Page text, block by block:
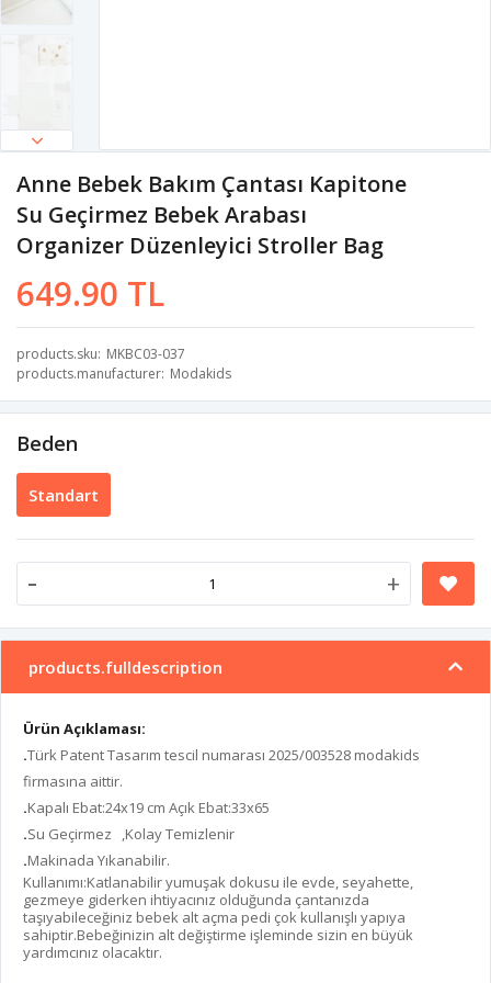
Anne Bebek Bakım Çantası Kapitone
Su Geçirmez Bebek Arabası
Organizer Düzenleyici Stroller Bag
649.90 TL
products.sku MKBC03-037
products.manufacturer Modakids
Beden
Standart
- +
products.fulldescription
Ürün Açıklaması:
.Türk Patent Tasarım tescil numarası 2025/003528 modakids
firmasına aittir.
.Kapalı Ebat:24x19 cm Açık Ebat:33x65
.Su Geçirmez ,Kolay Temizlenir
.Makinada Yıkanabilir.
Kullanımı:Katlanabilir yumuşak dokusu ile evde, seyahette,
gezmeye giderken ihtiyacınız olduğunda çantanızda
taşıyabileceğiniz bebek alt açma pedi çok kullanışlı yapıya
sahiptir.Bebeğinizin alt değiştirme işleminde sizin en büyük
yardımcınız olacaktır.